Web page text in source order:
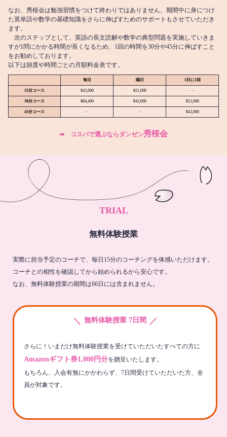
なお、秀桜会は勉強習慣をつけて終わりではありません。期間中に身につけ
た英単語や数学の基礎知識をさらに伸ばすためのサポートもさせていただき
ます。
次のステップとして、英語の長文読解や数学の典型問題を実施していきま
すが1問にかかる時間が長くなるため、1回の時間を30分や45分に伸ばすこと
をお勧めしております。
以下は頻度や時間ごとの月額料金表です。
毎日 隔日 3日に1回
15分コース ¥42,000 ¥21,000 -
30分コース ¥84,400 ¥42,000 ¥21,000
45分コース - - ¥42,000
➡︎ コスパで選ぶならダンゼン秀桜会
TRIAL
無料体験授業
実際に担当予定のコーチで、毎日15分のコーチングを体感いただけます。
コーチとの相性を確認してから始められるから安心です。
なお、無料体験授業の期間は66日には含まれません。
＼ 無料体験授業 7日間 ／
さらに！いまだけ無料体験授業を受けていただいたすべての方に
Amazonギフト券1,000円分を贈呈いたします。
もちろん、入会有無にかかわらず、7日間受けていただいた方、全
員が対象です。